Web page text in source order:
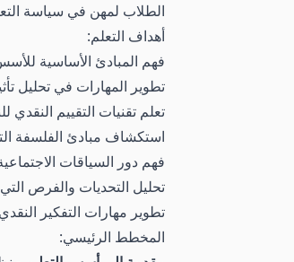
الطلاب لمهن في سياسة
أهداف التعلم:
فهم المبادئ الأساسية للأسس
تطوير المهارات في تحليل
تعلم تقنيات التقييم
استكشاف مبادئ الفلسفة
فهم دور السياقات
تحليل التحديات والفرص
تطوير مهارات التفكير
المخطط الرئيسي: